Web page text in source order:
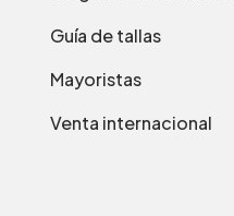
Guía de tallas
Mayoristas
Venta internacional